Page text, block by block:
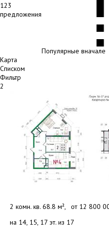
123
предложения
Популярные вначале
Карта
Списком
Фильтр
2
2 комн. кв. 68.8 м², от 12 800
на 14, 15, 17 эт. из 17